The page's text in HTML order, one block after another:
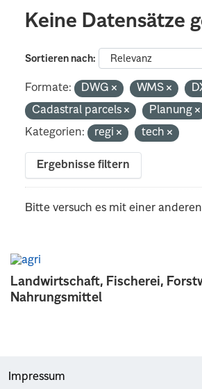
Landwirtschaft, Fischerei,
Nahrungsmittel
Keine Datensätze
Sortieren nach
Formate: DWG WMS
Cadastral parcels
Planung
Kategorien:
regi tech
Ergebnisse filtern
Bitte versuch es mit einer
Impressum